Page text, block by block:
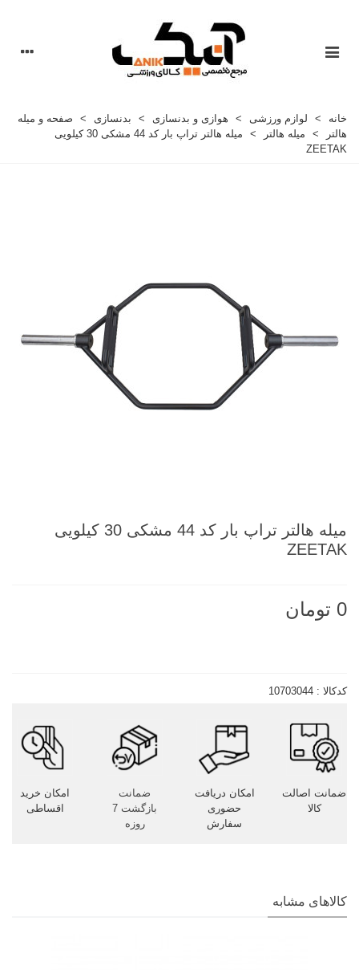
خانه > لوازم ورزشی > هوازی و بدنسازی > بدنسازی >
صفحه و میله
هالتر
> میله هالتر >
ميله هالتر تراپ بار کد 44 مشکی 30 کيلويی
ZEETAK
ميله هالتر تراپ بار کد 44 مشکی 30 کيلويی
ZEETAK
0 تومان
کدکالا : 10703044
ضمانت اصالت
کالا
امکان دریافت
حضوری
سفارش
ضمانت
بازگشت 7
روزه
امکان خرید
اقساطی
کالاهای مشابه